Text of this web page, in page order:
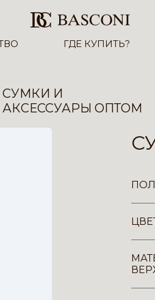
ГДЕ КУПИТЬ?
СУМКИ И
АКСЕССУАРЫ ОПТОМ
ПОЛ